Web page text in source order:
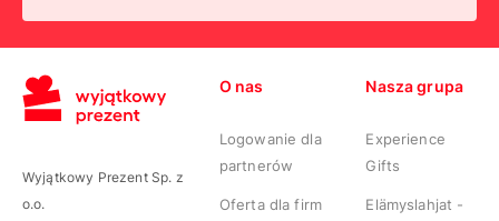
Wyjątkowy Prezent Sp. z
o.o.
O nas
Logowanie dla
partnerów
Oferta dla firm
Nasza grupa
Experience
Gifts
Elämyslahjat -